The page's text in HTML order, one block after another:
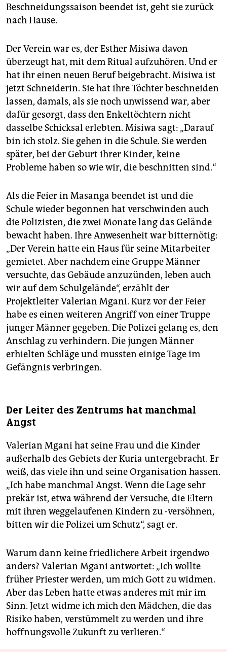
Beschneidungssaison beendet ist, geht sie zurück
nach Hause.
Der Verein war es, der Esther Misiwa davon
überzeugt hat, mit dem Ritual aufzuhören. Und er
hat ihr einen neuen Beruf beigebracht. Misiwa ist
jetzt Schneiderin. Sie hat ihre Töchter beschneiden
lassen, damals, als sie noch unwissend war, aber
dafür gesorgt, dass den Enkeltöchtern nicht
dasselbe Schicksal erlebten. Misiwa sagt: „Darauf
bin ich stolz. Sie gehen in die Schule. Sie werden
später, bei der Geburt ihrer Kinder, keine
Probleme haben so wie wir, die beschnitten sind.“
Als die Feier in Masanga beendet ist und die
Schule wieder begonnen hat verschwinden auch
die Polizisten, die zwei Monate lang das Gelände
bewacht haben. Ihre Anwesenheit war bitternötig:
„Der Verein hatte ein Haus für seine Mitarbeiter
gemietet. Aber nachdem eine Gruppe Männer
versuchte, das Gebäude anzuzünden, leben auch
wir auf dem Schulgelände“, erzählt der
Projektleiter Valerian Mgani. Kurz vor der Feier
habe es einen weiteren Angriff von einer Truppe
junger Männer gegeben. Die Polizei gelang es, den
Anschlag zu verhindern. Die jungen Männer
erhielten Schläge und mussten einige Tage im
Gefängnis verbringen.
Der Leiter des Zentrums hat manchmal
Angst
Valerian Mgani hat seine Frau und die Kinder
außerhalb des Gebiets der Kuria untergebracht. Er
weiß, das viele ihn und seine Organisation hassen.
„Ich habe manchmal Angst. Wenn die Lage sehr
prekär ist, etwa während der Versuche, die Eltern
mit ihren weggelaufenen Kindern zu -versöhnen,
bitten wir die Polizei um Schutz“, sagt er.
Warum dann keine friedlichere Arbeit irgendwo
anders? Valerian Mgani antwortet: „Ich wollte
früher Priester werden, um mich Gott zu widmen.
Aber das Leben hatte etwas anderes mit mir im
Sinn. Jetzt widme ich mich den Mädchen, die das
Risiko haben, verstümmelt zu werden und ihre
hoffnungsvolle Zukunft zu verlieren.“